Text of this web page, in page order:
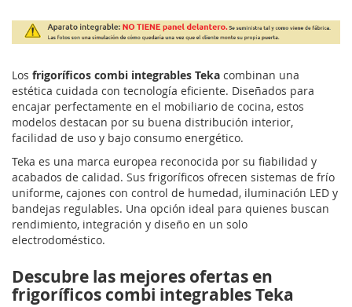
Los frigoríficos combi integrables Teka combinan una
estética cuidada con tecnología eficiente. Diseñados para
encajar perfectamente en el mobiliario de cocina, estos
modelos destacan por su buena distribución interior,
facilidad de uso y bajo consumo energético.
Teka es una marca europea reconocida por su fiabilidad y
acabados de calidad. Sus frigoríficos ofrecen sistemas de frío
uniforme, cajones con control de humedad, iluminación LED y
bandejas regulables. Una opción ideal para quienes buscan
rendimiento, integración y diseño en un solo
electrodoméstico.
Descubre las mejores ofertas en
frigoríficos combi integrables Teka